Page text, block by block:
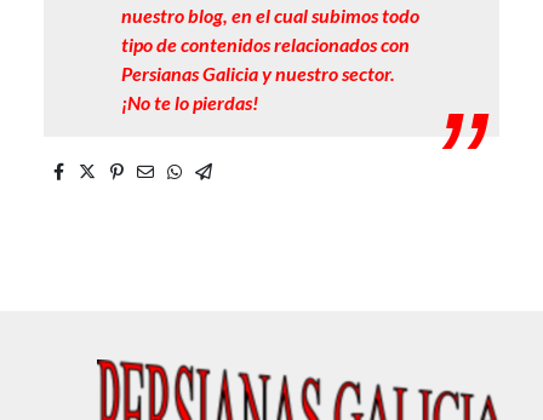
nuestro blog, en el cual subimos todo
tipo de contenidos relacionados con
Persianas Galicia y nuestro sector.
¡No te lo pierdas!